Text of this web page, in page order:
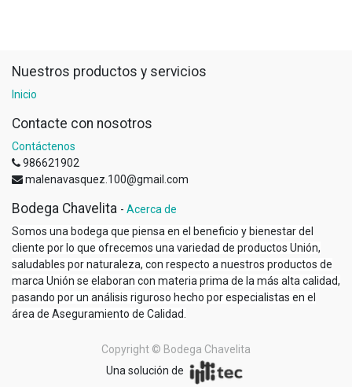
Nuestros productos y servicios
Inicio
Contacte con nosotros
Contáctenos
986621902
malenavasquez.100@gmail.com
Bodega Chavelita - Acerca de
Somos una bodega que piensa en el beneficio y bienestar del
cliente por lo que ofrecemos una variedad de productos Unión,
saludables por naturaleza, con respecto a nuestros productos de
marca Unión se elaboran con materia prima de la más alta calidad,
pasando por un análisis riguroso hecho por especialistas en el
área de Aseguramiento de Calidad.
Copyright © Bodega Chavelita
Una solución de